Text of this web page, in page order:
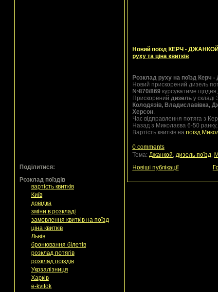
Поділитися:
Розклад поїздів
вартість квитків
Київ
довідка
зміни в розкладі
замовлення квитків на поїзд
ціна квитків
Львів
бронювання білетів
розклад потягів
розклад поїздів
Укрзалізниця
Харків
e-kvitok
Новий поїзд КЕРЧ -
руху та ціна квитків
Розклад руху на поїзд Керч
Новий прискорений дизель
№870/869 курсуватиме
Прискорений дизель у
Колодязів, Владиславівка,
Херсон.
Час відправлення потяга з
Назад з Миколаєва 6-50
Вартість квитків на поїзд
0 comments
Тема: Джанкой, дизель поїзд,
Новіші публікації